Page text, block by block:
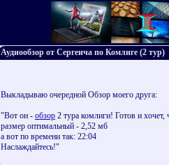
Аудиообзор от Сергеича по Комлиге (2 тур)
Выкладываю очередной Обзор моего друга:
"Вот он - обзор 2 тура комлиги! Готов и
размер оптимальный - 2,52 мб
а вот по времени так: 22:04
Наслаждайтесь!"